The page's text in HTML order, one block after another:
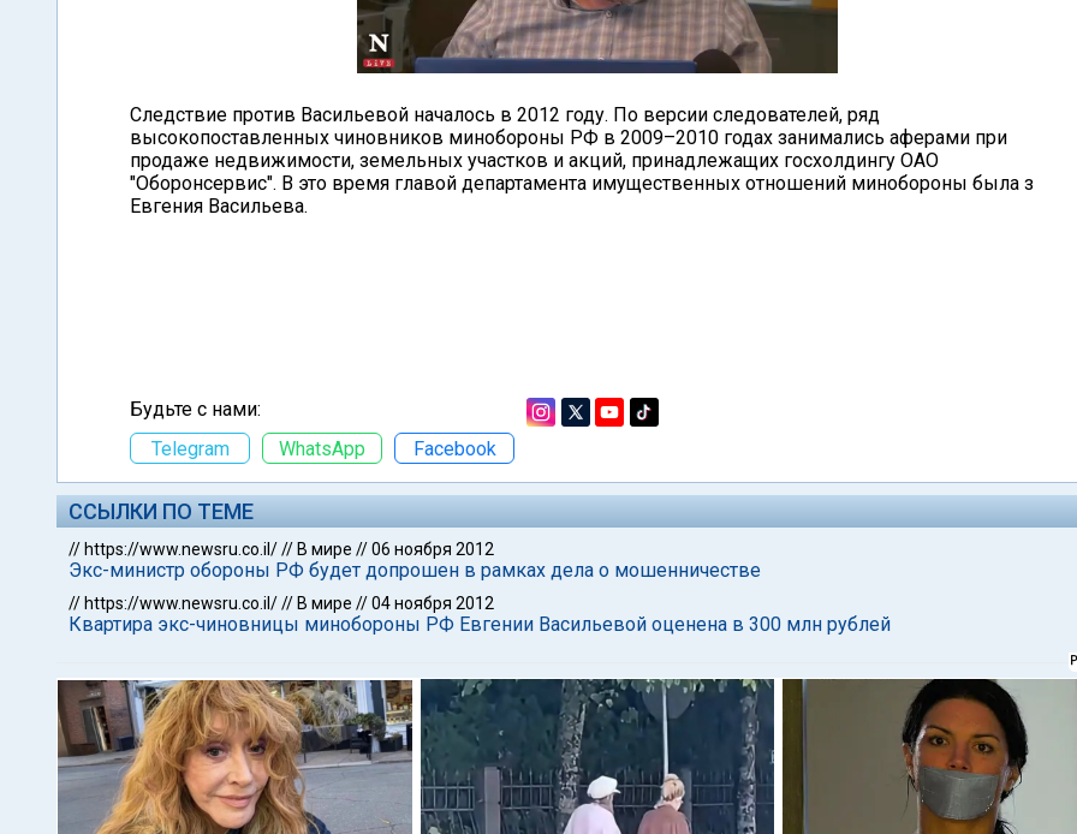
Следствие против Васильевой началось в 2012 году. По версии следователей, ряд
высокопоставленных чиновников минобороны РФ в 2009–2010 годах занимались аферами при
продаже недвижимости, земельных участков и акций, принадлежащих госхолдингу ОАО
"Оборонсервис". В это время главой департамента имущественных отношений минобороны была з
Евгения Васильева.
Будьте с нами:
Telegram
WhatsApp Facebook
ССЫЛКИ ПО ТЕМЕ
// https://www.newsru.co.il/// В мире //06 ноября 2012
Экс-министр обороны РФ будет допрошен в рамках дела о мошенничестве
// https://www.newsru.co.il/// В мире //04 ноября 2012
Квартира экс-чиновницы минобороны РФ Евгении Васильевой оценена в 300 млн рублей